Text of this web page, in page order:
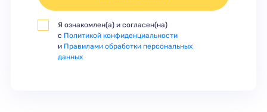
Я ознакомлен(а) и согласен(на)
с Политикой конфиденциальности
и Правилами обработки персональных
данных